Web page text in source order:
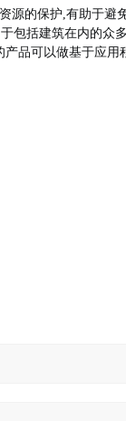
源的保护,有助于避
包括建筑在内的众
产品可以做基于应用